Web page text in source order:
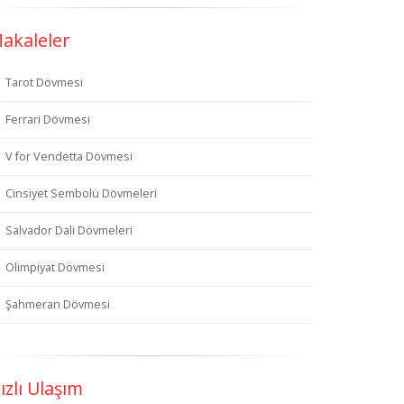
Tarot Dövmesi
Ferrari Dövmesi
V for Vendetta Dövmesi
Cinsiyet Sembolü Dövmeleri
Salvador Dali Dövmeleri
Olimpiyat Dövmesi
Şahmeran Dövmesi
Ulaşım